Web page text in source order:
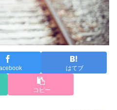
はてブ
コピー